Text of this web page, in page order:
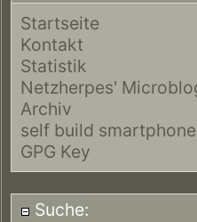
Startseite
Kontakt
Statistik
Netzherpes'
Archiv
self build smartphone
GPG Key
Suche: